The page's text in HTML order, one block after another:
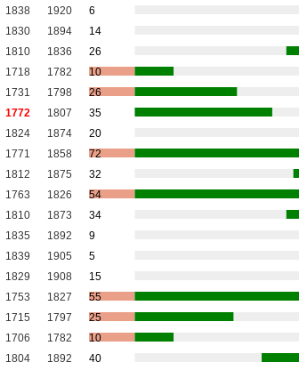
1838 1920
6
1830 1894
14
1810 1836
26
1718 1782
10
1731 1798
26
1772 1807
35
1824 1874
20
1771 1858
72
1812 1875
32
1763 1826
54
1810 1873
34
1835 1892
9
1839 1905
5
1829 1908
15
1753 1827
55
1715 1797
25
1706 1782
10
1804 1892
40